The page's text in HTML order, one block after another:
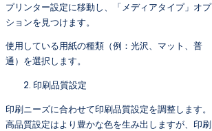
プリンター設定に移動し、「メディアタイプ」オプ
ションを見つけます。
使用している用紙の種類（例：光沢、マット、普
通）を選択します。
印刷品質設定
印刷ニーズに合わせて印刷品質設定を調整します。
高品質設定はより豊かな色を生み出しますが、印刷